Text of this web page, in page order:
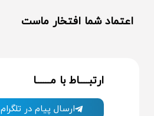
اعتماد شما افتخار ماست
ارتبــــاط با مــــــا
ارسال پیام در تلگرام